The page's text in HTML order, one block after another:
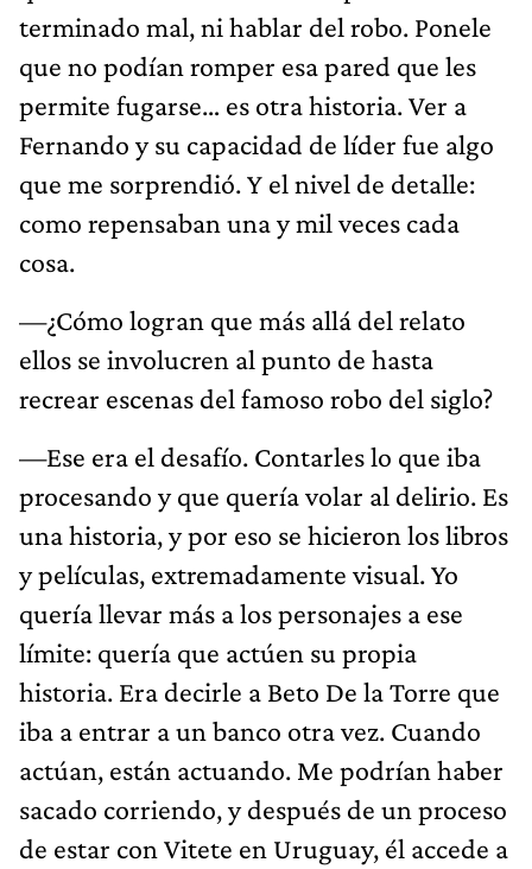
terminado mal, ni hablar del robo. Ponele
que no podían romper esa pared que les
permite fugarse… es otra historia. Ver a
Fernando y su capacidad de líder fue algo
que me sorprendió. Y el nivel de detalle:
como repensaban una y mil veces cada
cosa.
—¿Cómo logran que más allá del relato
ellos se involucren al punto de hasta
recrear escenas del famoso robo del siglo?
—Ese era el desafío. Contarles lo que iba
procesando y que quería volar al delirio. Es
una historia, y por eso se hicieron los libros
y películas, extremadamente visual. Yo
quería llevar más a los personajes a ese
límite: quería que actúen su propia
historia. Era decirle a Beto De la Torre que
iba a entrar a un banco otra vez. Cuando
actúan, están actuando. Me podrían haber
sacado corriendo, y después de un proceso
de estar con Vitete en Uruguay, él accede a